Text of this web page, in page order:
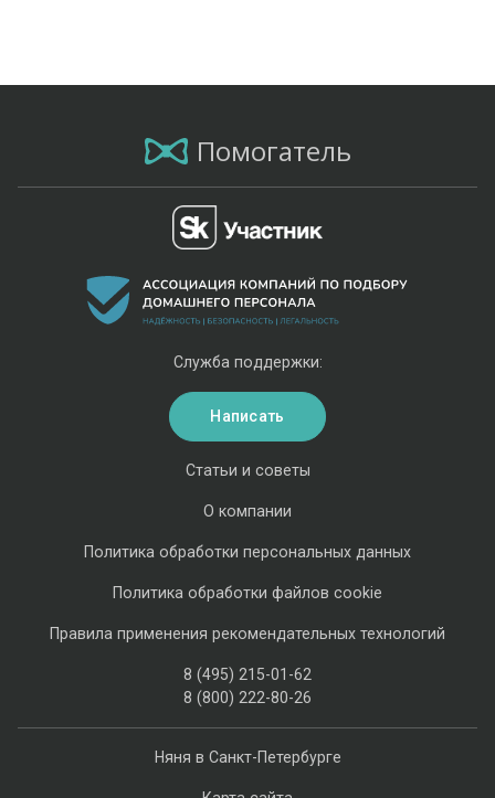
Помогатель
Няня в Санкт-Петербурге
Статьи и советы
О компании
Политика обработки персональных данных
Политика обработки файлов cookie
Правила применения рекомендательных технологий
8 (495) 215-01-62
8 (800) 222-80-26
Служба поддержки:
Написать